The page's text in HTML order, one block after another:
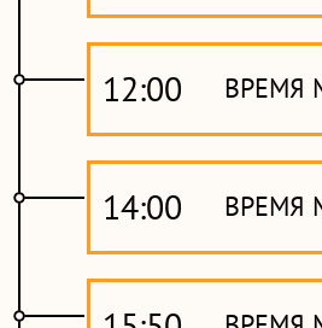
12:00 ВРЕМЯ
14:00 ВРЕМЯ